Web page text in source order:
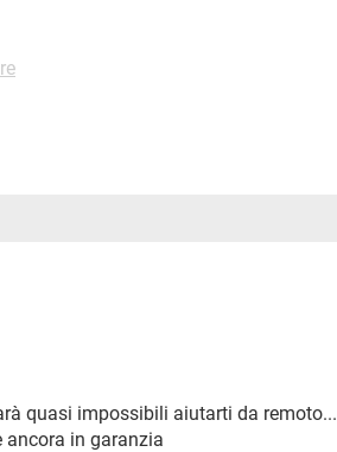
quasi impossibili aiutarti da remoto...
in garanzia